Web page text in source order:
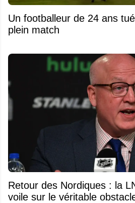
Un footballeur de 24 ans
plein match
Retour des Nordiques : la
voile sur le véritable